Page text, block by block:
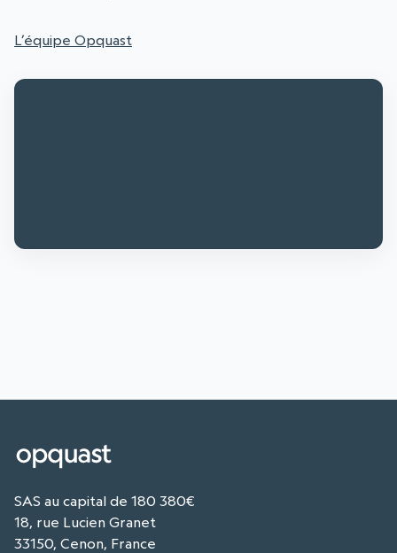
L’équipe Opquast
SAS au capital de 180 380€
18, rue Lucien Granet
33150, Cenon, France